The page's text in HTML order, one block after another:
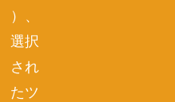
）、
選択
され
たツ